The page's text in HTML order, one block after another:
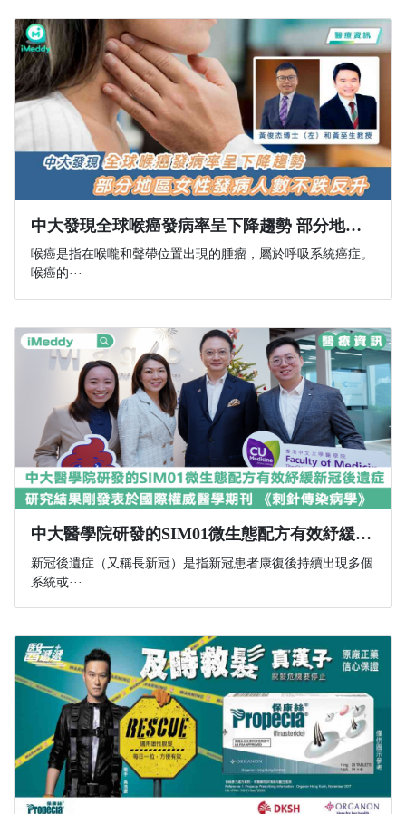
中大發現全球喉癌發病率呈下降趨勢 部分地區女性發病人數不跌反升
喉癌是指在喉嚨和聲帶位置出現的腫瘤，屬於呼吸系統癌症。
喉癌的···
中大醫學院研發的SIM01微生態配方有效紓緩新冠後遺症 研究結果剛發表於國際權威醫學期刊 《刺針傳染病學》
新冠後遺症（又稱長新冠）是指新冠患者康復後持續出現多個
系統或···